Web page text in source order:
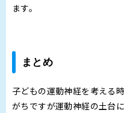
ます。
まとめ
子どもの運動神経を考える
がちですが運動神経の土台